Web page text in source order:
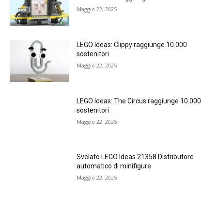
Maggio 22, 2025
LEGO Ideas: Clippy raggiunge 10.000
sostenitori
Maggio 22, 2025
LEGO Ideas: The Circus raggiunge 10.000
sostenitori
Maggio 22, 2025
Svelato LEGO Ideas 21358 Distributore
automatico di minifigure
Maggio 22, 2025